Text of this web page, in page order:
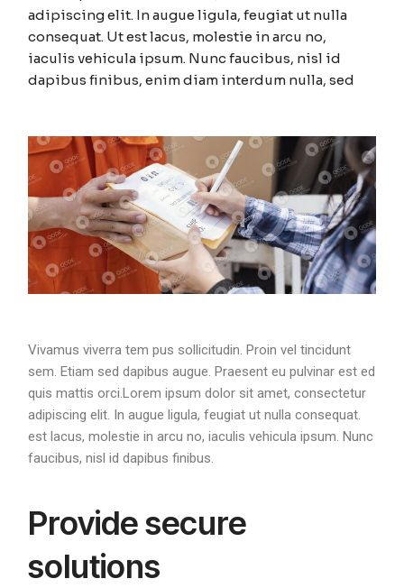
adipiscing elit. In augue ligula, feugiat ut nulla
consequat. Ut est lacus, molestie in arcu no,
iaculis vehicula ipsum. Nunc faucibus, nisl id
dapibus finibus, enim diam interdum nulla, sed
Vivamus viverra tem pus sollicitudin. Proin vel tincidunt
sem. Etiam sed dapibus augue. Praesent eu pulvinar est ed
quis mattis orci.Lorem ipsum dolor sit amet, consectetur
adipiscing elit. In augue ligula, feugiat ut nulla consequat.
est lacus, molestie in arcu no, iaculis vehicula ipsum. Nunc
faucibus, nisl id dapibus finibus.
Provide secure
solutions